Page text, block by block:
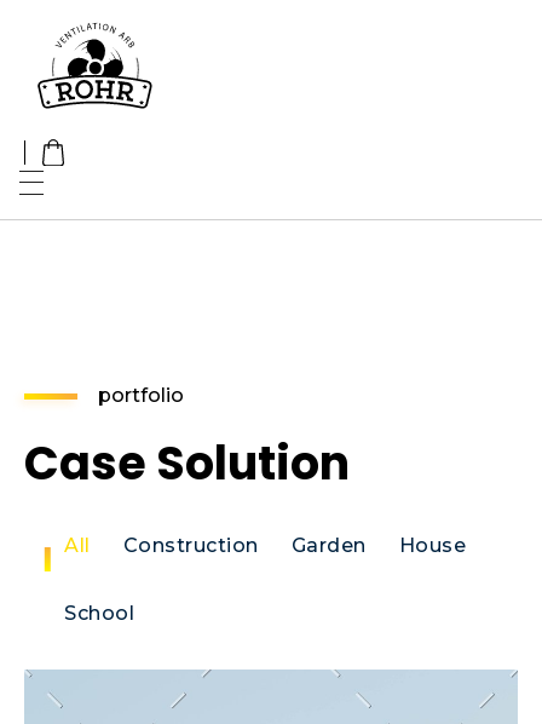
Rohr ApS
portfolio
Case Solution
All Construction Garden House
School